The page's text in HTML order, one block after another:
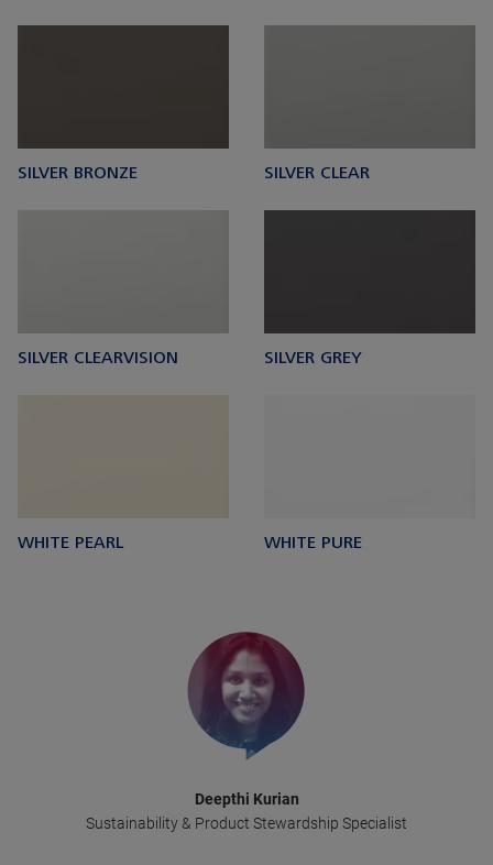
SILVER BRONZE SILVER CLEAR
SILVER CLEARVISION SILVER GREY
WHITE PEARL WHITE PURE
Deepthi Kurian
Sustainability & Product Stewardship Specialist